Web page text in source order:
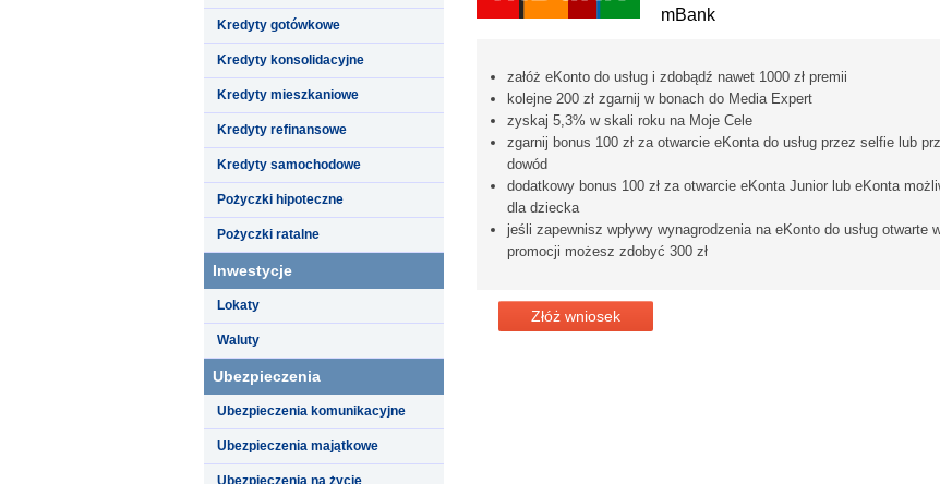
Kredyty gotówkowe
Kredyty konsolidacyjne
Kredyty mieszkaniowe
Kredyty refinansowe
Kredyty samochodowe
Pożyczki hipoteczne
Pożyczki ratalne
Inwestycje
Lokaty
Waluty
Ubezpieczenia
Ubezpieczenia komunikacyjne
Ubezpieczenia majątkowe
Ubezpieczenia na życie
mBank
załóż eKonto do usług i zdobądź nawet 1000 zł premii
kolejne 200 zł zgarnij w bonach do Media Expert
zyskaj 5,3% w skali roku na Moje Cele
zgarnij bonus 100 zł za otwarcie eKonta do usług przez selfie lub
dowód
dodatkowy bonus 100 zł za otwarcie eKonta Junior lub eKonta
dla dziecka
jeśli zapewnisz wpływy wynagrodzenia na eKonto do usług otwarte
promocji możesz zdobyć 300 zł
Złóż wniosek